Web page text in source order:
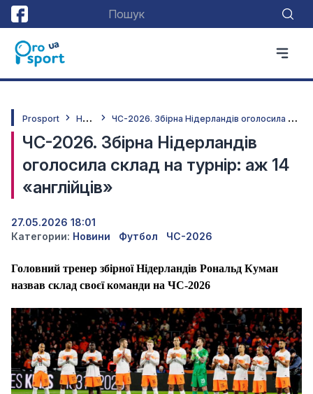
Prosport Н
овини Ч
С-2026. Збірна Нідерландів оголосила склад на турнір: аж 14 «англійців»
ЧС-2026. Збірна Нідерландів
оголосила склад на турнір: аж 14
«англійців»
27.05.2026 18:01
Категории: Новини Футбол ЧС-2026
Головний тренер збірної Нідерландів Рональд Куман
назвав склад своєї команди на ЧС-2026